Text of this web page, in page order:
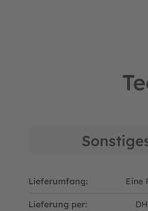
Lieferumfang: Eine
Lieferung per: